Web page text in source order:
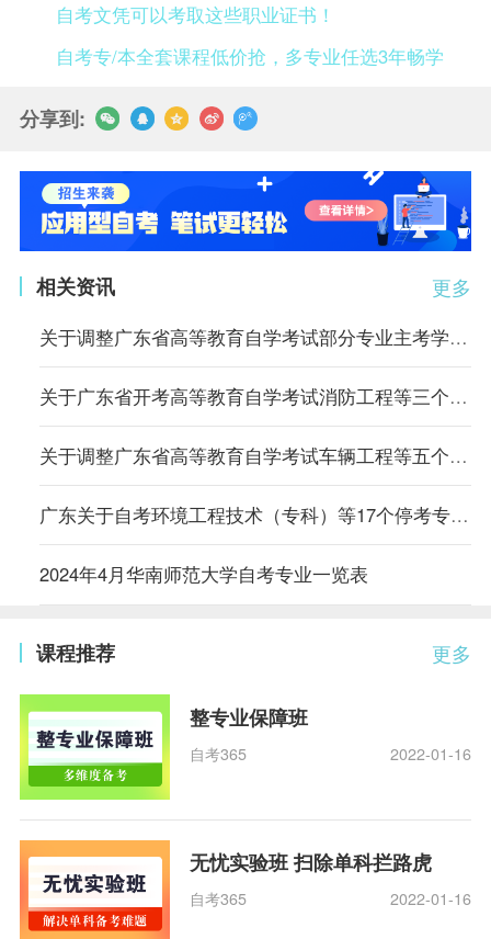
自考文凭可以考取这些职业证书！
自考专/本全套课程低价抢，多专业任选3年畅学
分享到:
更多
相关资讯
关于调整广东省高等教育自学考试部分专业主考学校的通知
关于广东省开考高等教育自学考试消防工程等三个专业的通知
关于调整广东省高等教育自学考试车辆工程等五个专业主考学校的通知
广东关于自考环境工程技术（专科）等17个停考专业毕业办理时间的通告
2024年4月华南师范大学自考专业一览表
更多
课程推荐
整专业保障班
自考365 2022-01-16
无忧实验班 扫除单科拦路虎
自考365 2022-01-16